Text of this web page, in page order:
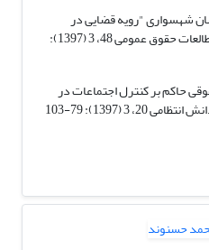
شهسواری "رویه قضایی در
حقوق عمومی معاصر" فصلنامه مطالعات حقوق عمومی 48، 3 (1397):
حاکم بر کنترل اجتماعات در
3 (1397): 79-103